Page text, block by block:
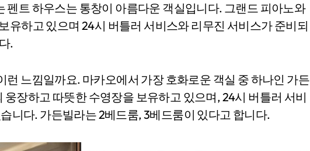
펜트 하우스는 통창이 아름다운 객실입니다. 그랜드 피아노와
유하고 있으며 24시 버틀러 서비스와 리무진 서비스가 준비되
.
런 느낌일까요. 마카오에서 가장 호화로운 객실 중 하나인 가든
장하고 따뜻한 수영장을 보유하고 있으며, 24시 버틀러 서비
니다. 가든빌라는 2베드룸, 3베드룸이 있다고 합니다.